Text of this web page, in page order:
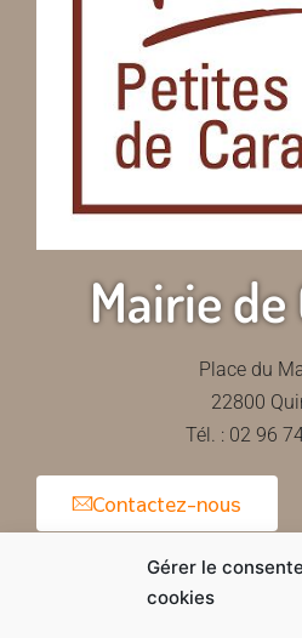
Gérer le
cookies
Mairie
Place du
22800
Tél. : 02 96
Contactez-nous